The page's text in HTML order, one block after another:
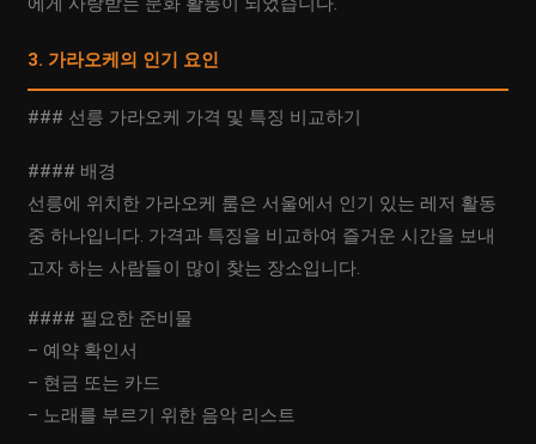
3. 가라오케의 인기 요인
### 선릉 가라오케 가격 및 특징 비교하기
#### 배경
선릉에 위치한 가라오케 룸은 서울에서 인기 있는 레저 활동
중 하나입니다. 가격과 특징을 비교하여 즐거운 시간을 보내
고자 하는 사람들이 많이 찾는 장소입니다.
#### 필요한 준비물
– 예약 확인서
– 현금 또는 카드
– 노래를 부르기 위한 음악 리스트